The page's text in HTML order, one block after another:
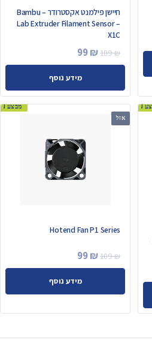
חיישן פילמנט אקסטרודר – Bambu
Lab Extruder Filament Sensor –
X1C
109₪
המחיר
המקורי
109 ₪.
99₪
הנוכחי
הוא:
99 ₪.
מידע נוסף
אזל
מבצע!
Hotend Fan P1 Series
109₪
המחיר
המקורי
99₪
הנוכחי
הוא:
מידע נוסף